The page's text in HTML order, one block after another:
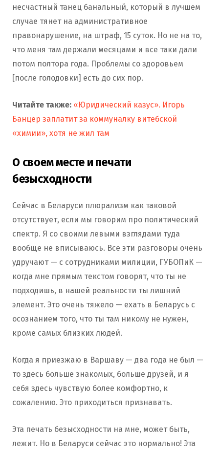
несчастный танец банальный, который в лучшем
случае тянет на административное
правонарушение, на штраф, 15 суток. Но не на то,
что меня там держали месяцами и все таки дали
потом полтора года. Проблемы со здоровьем
[после голодовки] есть до сих пор.
Читайте также: «Юридический казус». Игорь
Банцер заплатит за коммуналку витебской
«химии», хотя не жил там
О своем месте и печати
безысходности
Сейчас в Беларуси плюрализм как таковой
отсутствует, если мы говорим про политический
спектр. Я со своими левыми взглядами туда
вообще не вписываюсь. Все эти разговоры очень
удручают — с сотрудниками милиции, ГУБОПиК —
когда мне прямым текстом говорят, что ты не
подходишь, в нашей реальности ты лишний
элемент. Это очень тяжело — ехать в Беларусь с
осознанием того, что ты там никому не нужен,
кроме самых близких людей.
Когда я приезжаю в Варшаву — два года не был —
то здесь больше знакомых, больше друзей, и я
себя здесь чувствую более комфортно, к
сожалению. Это приходиться признавать.
Эта печать безысходности на мне, может быть,
лежит. Но в Беларуси сейчас это нормально! Эта